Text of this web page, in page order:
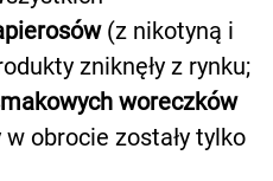
(z nikotyną i
zniknęły z rynku;
woreczków
w obrocie zostały tylko